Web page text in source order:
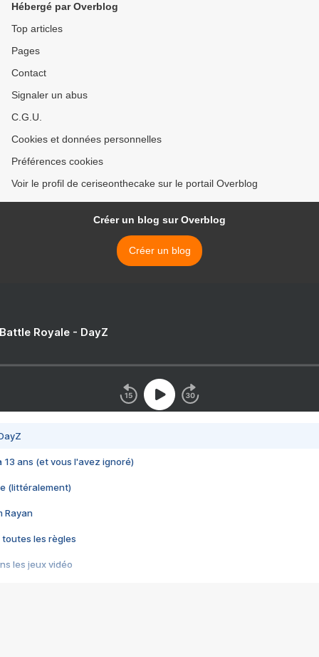
Hébergé par Overblog
Top articles
Pages
Contact
Signaler un abus
C.G.U.
Cookies et données personnelles
Préférences cookies
Voir le profil de ceriseonthecake sur le portail Overblog
Créer un blog sur Overblog
Créer un blog
Royale - DayZ
13 ans (et vous l'avez ignoré)
(littéralement)
Rayan
toutes les règles
les jeux vidéo